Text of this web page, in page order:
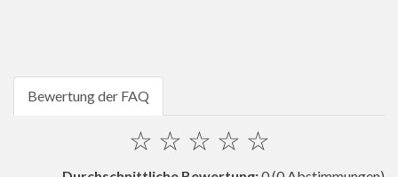
Bewertung der FAQ
☆
☆
☆
☆
☆